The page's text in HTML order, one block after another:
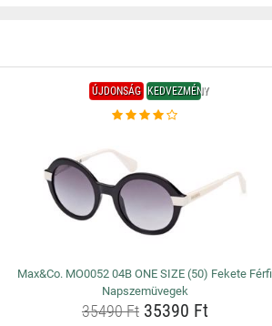
ÚJDONSÁG KEDVEZMÉNY
Max&Co. MO0052 04B ONE SIZE (50) Fekete Férfi
Napszemüvegek
35490 Ft35390 Ft